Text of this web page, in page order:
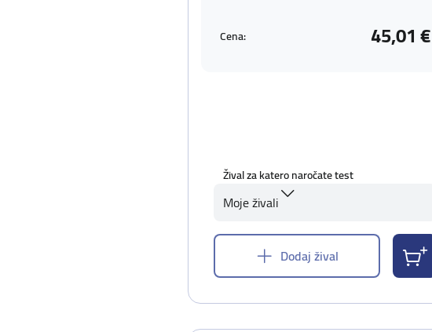
Cena: 45,01 €
Žival za katero naročate test
Moje živali
Dodaj žival